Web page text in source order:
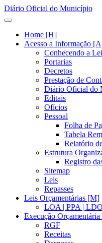
Diário Oficial do Município
Home [H]
Acesso a Informação
Conhecendo a
Portarias
Decretos
Prestação de
Diário Oficial do
Editais
Ofícios
Pessoal
Folha de
Tabela
Relatório
Estrutura
Registro
Sitemap
Leis
Repasses
Leis Orçamentárias [M]
LOA | PPA | LDO
Execução
RGF
Receitas